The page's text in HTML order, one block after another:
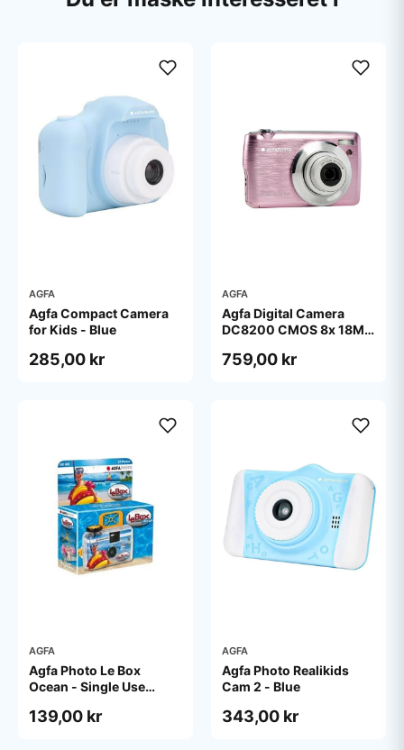
AGFA
Agfa Compact Camera
for Kids - Blue
285,00 kr
AGFA
Agfa Digital Camera
DC8200 CMOS 8x 18MP
759,00 kr
AGFA
Agfa Photo Le Box
Ocean - Single Use
139,00 kr
AGFA
Agfa Photo Realikids
Cam 2 - Blue
343,00 kr